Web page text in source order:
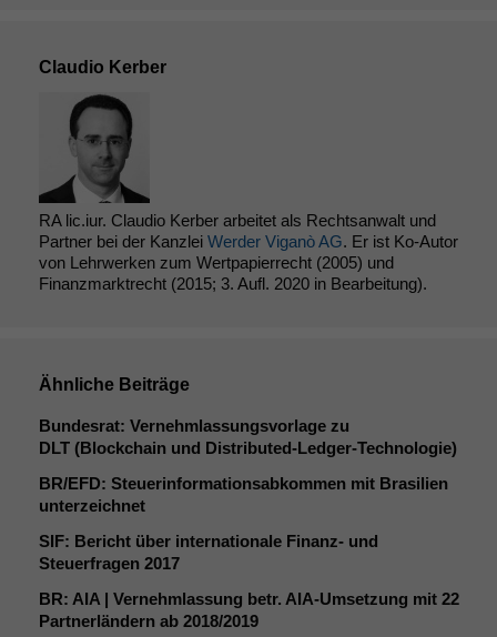
Claudio Kerber
RA lic.iur. Claudio Kerber arbeitet als Rechtsanwalt und
Partner bei der Kanzlei Werder Viganò AG. Er ist Ko-Autor
von Lehrwerken zum Wertpapierrecht (2005) und
Finanzmarktrecht (2015; 3. Aufl. 2020 in Bearbeitung).
Ähnliche Beiträge
Bundesrat: Vernehmlassungsvorlage zu
DLT (Blockchain und Distributed-Ledger-Technologie)
BR/EFD: Steuerinformationsabkommen mit Brasilien
unterzeichnet
SIF: Bericht über internationale Finanz- und
Steuerfragen 2017
BR: AIA | Vernehmlassung betr. AIA-Umsetzung mit 22
Partnerländern ab 2018/2019